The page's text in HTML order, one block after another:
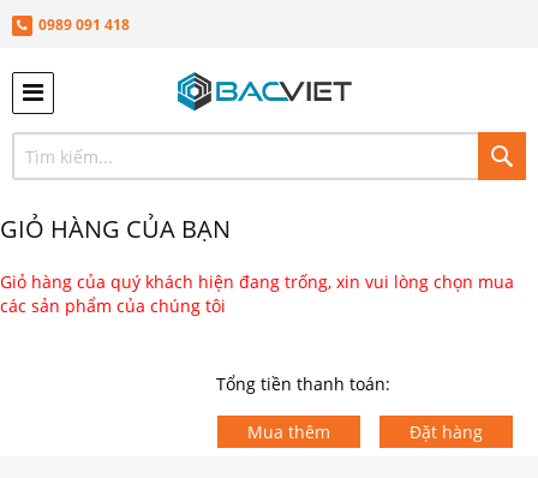
0989 091 418
GIỎ HÀNG CỦA BẠN
Giỏ hàng của quý khách hiện đang trống, xin vui lòng chọn mua
các sản phẩm của chúng tôi
Tổng tiền thanh toán:
Mua thêm Đặt hàng